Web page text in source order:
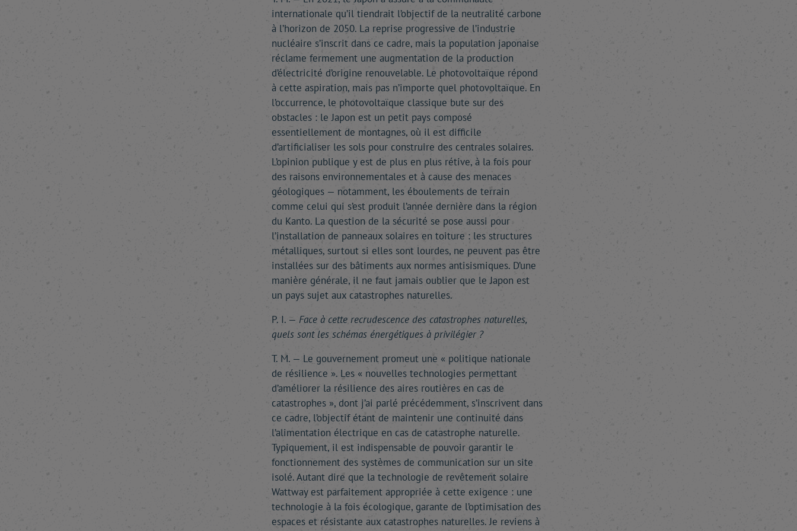
internationale qu’il tiendrait l’objectif de la neutralité carbone
à l’horizon de 2050. La reprise progressive de l’industrie
nucléaire s’inscrit dans ce cadre, mais la population japonaise
réclame fermement une augmentation de la production
d’électricité d’origine renouvelable. Le photovoltaïque répond
à cette aspiration, mais pas n’importe quel photovoltaïque. En
l’occurrence, le photovoltaïque classique bute sur des
obstacles : le Japon est un petit pays composé
essentiellement de montagnes, où il est difficile
d’artificialiser les sols pour construire des centrales solaires.
L’opinion publique y est de plus en plus rétive, à la fois pour
des raisons environnementales et à cause des menaces
géologiques — notamment, les éboulements de terrain
comme celui qui s’est produit l’année dernière dans la région
du Kanto. La question de la sécurité se pose aussi pour
l’installation de panneaux solaires en toiture : les structures
métalliques, surtout si elles sont lourdes, ne peuvent pas être
installées sur des bâtiments aux normes antisismiques. D’une
manière générale, il ne faut jamais oublier que le Japon est
un pays sujet aux catastrophes naturelles.
P. I. — Face à cette recrudescence des catastrophes naturelles,
quels sont les schémas énergétiques à privilégier ?
T. M. — Le gouvernement promeut une « politique nationale
de résilience ». Les « nouvelles technologies permettant
d’améliorer la résilience des aires routières en cas de
catastrophes », dont j’ai parlé précédemment, s’inscrivent dans
ce cadre, l’objectif étant de maintenir une continuité dans
l’alimentation électrique en cas de catastrophe naturelle.
Typiquement, il est indispensable de pouvoir garantir le
fonctionnement des systèmes de communication sur un site
isolé. Autant dire que la technologie de revêtement solaire
Wattway est parfaitement appropriée à cette exigence : une
technologie à la fois écologique, garante de l’optimisation des
espaces et résistante aux catastrophes naturelles. Je reviens à